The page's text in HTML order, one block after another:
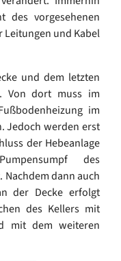
vorgesehenen
Leitungen und Kabel
und dem letzten
Von dort muss im
im
Jedoch werden erst
der Hebeanlage
des
dann auch
der Decke erfolgt
des Kellers mit
mit dem weiteren